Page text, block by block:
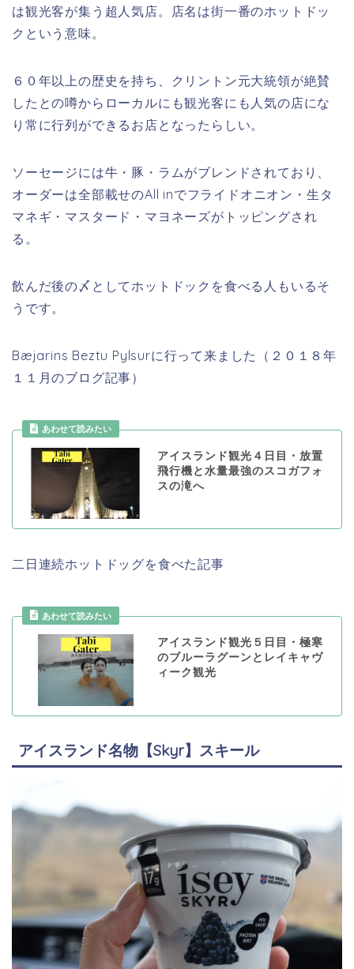
は観光客が集う超人気店。店名は街一番のホットドッ
クという意味。
６０年以上の歴史を持ち、クリントン元大統領が絶賛
したとの噂からローカルにも観光客にも人気の店にな
り常に行列ができるお店となったらしい。
ソーセージには牛・豚・ラムがブレンドされており、
オーダーは全部載せのAll inでフライドオニオン・生タ
マネギ・マスタード・マヨネーズがトッピングされ
る。
飲んだ後の〆としてホットドックを食べる人もいるそ
うです。
Bæjarins Beztu Pylsurに行って来ました（２０１８年
１１月のブログ記事）
あわせて読みたい
アイスランド観光４日目・放置
飛行機と水量最強のスコガフォ
スの滝へ
二日連続ホットドッグを食べた記事
あわせて読みたい
アイスランド観光５日目・極寒
のブルーラグーンとレイキャヴ
ィーク観光
アイスランド名物【Skyr】スキール